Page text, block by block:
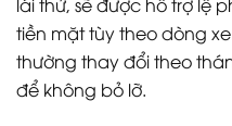
tiền mặt tùy theo dòng
thường thay đổi theo
để không bỏ lỡ.